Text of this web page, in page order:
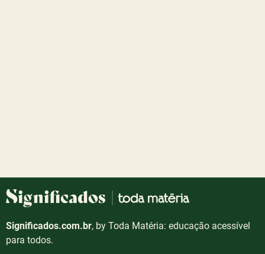
Significados.com.br, by Toda Matéria: educação acessível
para todos.